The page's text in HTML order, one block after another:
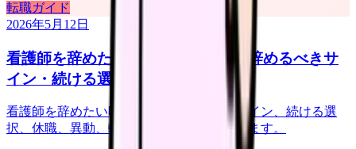
転職ガイド
2026年5月12日
看護師を辞めたい時の完全ガイド｜辞めるべきサ
イン・続ける選択・転職準備
看護師を辞めたい時の判断ガイド。限界サイン、続ける選
択、休職、異動、転職、退職準備を整理します。